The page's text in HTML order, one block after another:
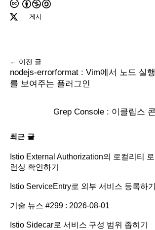
게시
← 이전 글
nodejs-errorformat : Vim에서 노드 실
를 보여주는 플러그인
Grep Console : 이클립스
최근 글
Istio External Authorization의 로컬리티
런싱 확인하기
Istio ServiceEntry로 외부 서비스 등록하기
기술 뉴스 #299 : 2026-08-01
Istio Sidecar로 서비스 구성 범위 좁히기